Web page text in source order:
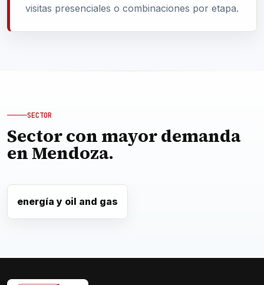
visitas presenciales o combinaciones por etapa.
SECTOR
Sector con mayor demanda
en Mendoza.
energía y oil and gas